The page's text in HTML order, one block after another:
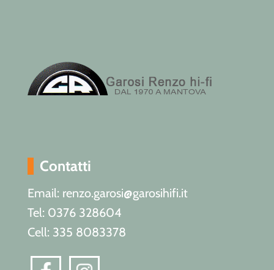
Contatti
Email: renzo.garosi@garosihifi.it
Tel: 0376 328604
Cell: 335 8083378